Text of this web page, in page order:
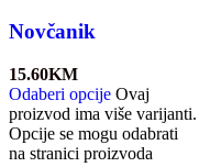
Novčanik
15.60KM
Odaberi opcije Ovaj
proizvod ima više varijanti.
Opcije se mogu odabrati
na stranici proizvoda